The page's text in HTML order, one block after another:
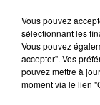
Vous pouvez
sélectionnant les
Vous pouvez
accepter". Vos
pouvez mettre à
moment via le lien